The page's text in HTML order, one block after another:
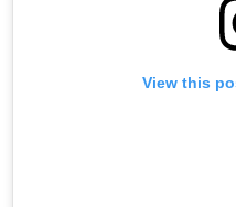
View this